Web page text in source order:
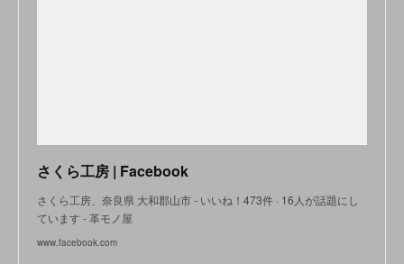
さくら工房 | Facebook
さくら工房、奈良県 大和郡山市 - いいね！473件 · 16人が話題にし
ています - 革モノ屋
www.facebook.com